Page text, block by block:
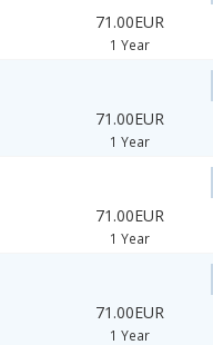
71.00EUR
1 Year
71.00EUR
1 Year
71.00EUR
1 Year
71.00EUR
1 Year